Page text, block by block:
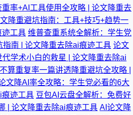
率+AI工具使用全攻略 | 论文降重去
降重避坑指南：工具+技巧+趋势一
迹工具 维普查重系统全解析：学生党
南 | 论文降重去除ai痕迹工具 论文
学术小白的救星 | 论文降重去除ai
算重复率一篇讲透降重避坑全攻略 |
文降AI率全攻略：学生党必看的6大
痕迹工具 豆包AI云盘全解析：免费好
| 论文降重去除ai痕迹工具 AI论文降